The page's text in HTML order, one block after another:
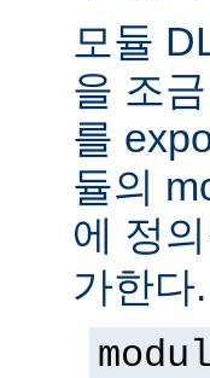
모듈
을 조
를
듈의
에 정
가한다